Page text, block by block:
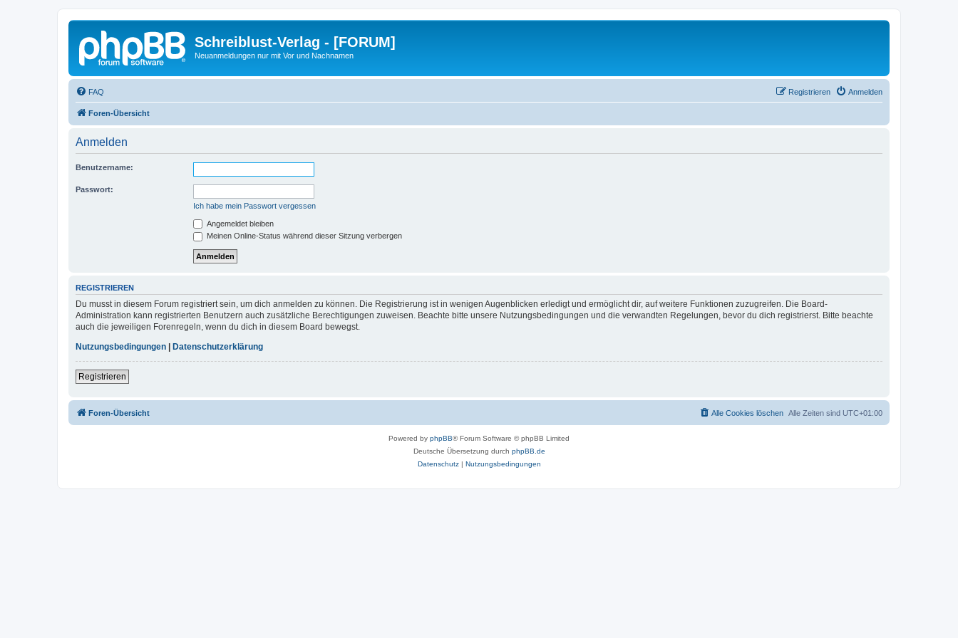
Schreiblust-Verlag - [FORUM]
Neuanmeldungen nur mit Vor und Nachnamen
FAQ Anmelden
Registrieren
Foren-Übersicht
Anmelden
Benutzername:
Passwort:
Ich habe mein Passwort vergessen
Angemeldet bleiben
Meinen Online-Status während dieser Sitzung verbergen
REGISTRIEREN
Du musst in diesem Forum registriert sein, um dich anmelden zu können. Die Registrierung ist in wenigen Augenblicken erledigt und ermöglicht dir, auf weitere Funktionen zuzugreifen. Die Board-
Administration kann registrierten Benutzern auch zusätzliche Berechtigungen zuweisen. Beachte bitte unsere Nutzungsbedingungen und die verwandten Regelungen, bevor du dich registrierst. Bitte beachte
auch die jeweiligen Forenregeln, wenn du dich in diesem Board bewegst.
Nutzungsbedingungen
Datenschutzerklärung
Registrieren
Foren-Übersicht Alle Zeiten sind UTC+01:00
Alle Cookies löschen
Powered by phpBB® Forum Software © phpBB Limited
Deutsche Übersetzung durch phpBB.de
Datenschutz| Nutzungsbedingungen